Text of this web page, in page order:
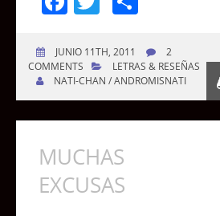
JUNIO 11TH, 2011
2
COMMENTS
LETRAS & RESEÑAS
NATI-CHAN / ANDROMISNATI
MUCHAS
EXCUSAS